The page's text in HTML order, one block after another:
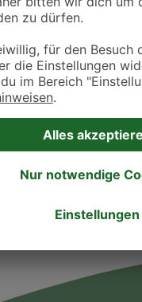
Öffnungszeiten
Montag
Dienstag
Mittwoch
Donnerstag
Freitag
Samstag